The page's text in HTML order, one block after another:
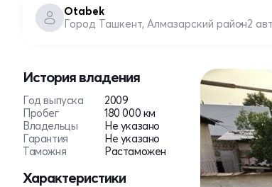
Otabek
Город Ташкент, Алмазарский район2
История владения
Год выпуска
2009
Пробег
180 000 км
Владельцы
Не указано
Гарантия
Не указано
Таможня
Растаможен
Характеристики